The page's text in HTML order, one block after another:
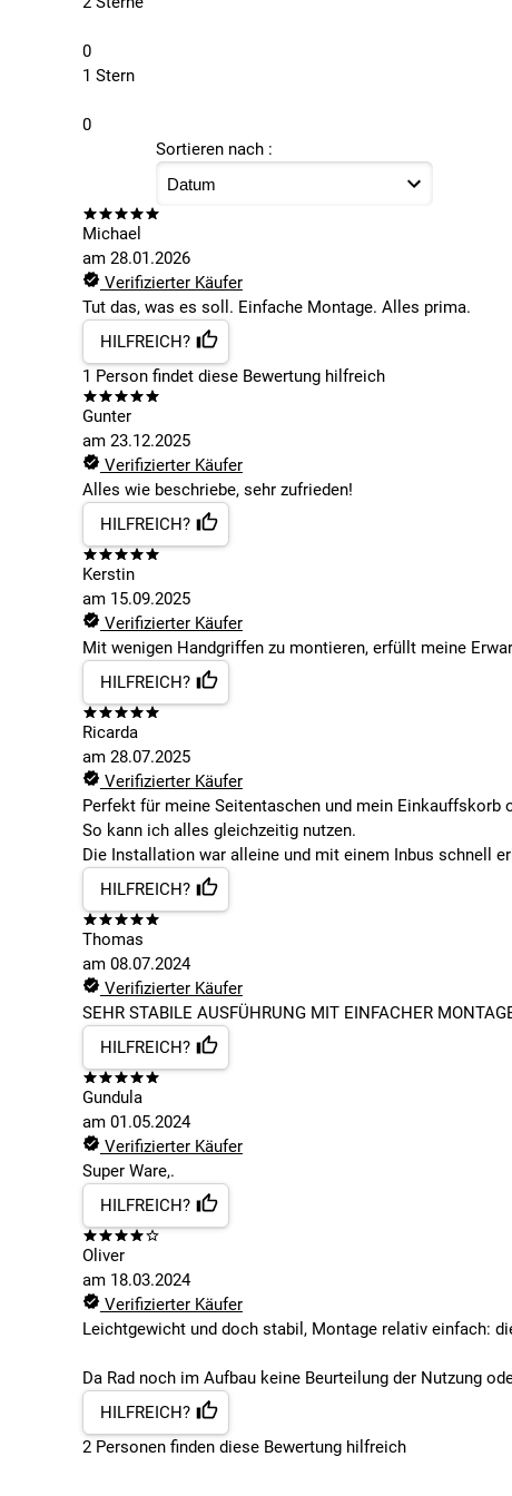
0
1 Stern
0
Sortieren nach :
Michael
am 28.01.2026
Verifizierter Käufer
Tut das, was es soll. Einfache Montage. Alles prima.
HILFREICH?
1 Person findetdiese Bewertung hilfreich
Gunter
am 23.12.2025
Verifizierter Käufer
Alles wie beschriebe, sehr zufrieden!
HILFREICH?
Kerstin
am 15.09.2025
Verifizierter Käufer
Mit wenigen Handgriffen zu montieren, erfüllt meine
HILFREICH?
Ricarda
am 28.07.2025
Verifizierter Käufer
Perfekt für meine Seitentaschen und mein Einkauffskorb
So kann ich alles gleichzeitig nutzen.
Die Installation war alleine und mit einem Inbus schnell
HILFREICH?
Thomas
am 08.07.2024
Verifizierter Käufer
SEHR STABILE AUSFÜHRUNG MIT EINFACHER
HILFREICH?
Gundula
am 01.05.2024
Verifizierter Käufer
Super Ware,.
HILFREICH?
Oliver
am 18.03.2024
Verifizierter Käufer
Leichtgewicht und doch stabil, Montage relativ einfach:
Da Rad noch im Aufbau keine Beurteilung der Nutzung
HILFREICH?
2Personen findendiese Bewertung hilfreich